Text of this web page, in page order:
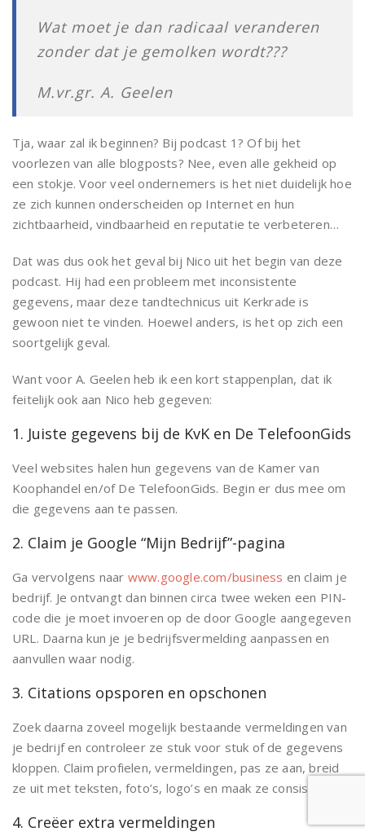
Wat moet je dan radicaal veranderen
zonder dat je gemolken wordt???
M.vr.gr. A. Geelen
Tja, waar zal ik beginnen? Bij podcast 1? Of bij het
voorlezen van alle blogposts? Nee, even alle gekheid op
een stokje. Voor veel ondernemers is het niet duidelijk hoe
ze zich kunnen onderscheiden op Internet en hun
zichtbaarheid, vindbaarheid en reputatie te verbeteren…
Dat was dus ook het geval bij Nico uit het begin van deze
podcast. Hij had een probleem met inconsistente
gegevens, maar deze tandtechnicus uit Kerkrade is
gewoon niet te vinden. Hoewel anders, is het op zich een
soortgelijk geval.
Want voor A. Geelen heb ik een kort stappenplan, dat ik
feitelijk ook aan Nico heb gegeven:
1. Juiste gegevens bij de KvK en De TelefoonGids
Veel websites halen hun gegevens van de Kamer van
Koophandel en/of De TelefoonGids. Begin er dus mee om
die gegevens aan te passen.
2. Claim je Google “Mijn Bedrijf”-pagina
Ga vervolgens naar www.google.com/business en claim je
bedrijf. Je ontvangt dan binnen circa twee weken een PIN-
code die je moet invoeren op de door Google aangegeven
URL. Daarna kun je je bedrijfsvermelding aanpassen en
aanvullen waar nodig.
3. Citations opsporen en opschonen
Zoek daarna zoveel mogelijk bestaande vermeldingen van
je bedrijf en controleer ze stuk voor stuk of de gegevens
kloppen. Claim profielen, vermeldingen, pas ze aan, breid
ze uit met teksten, foto’s, logo’s en maak ze consistent.
4. Creëer extra vermeldingen